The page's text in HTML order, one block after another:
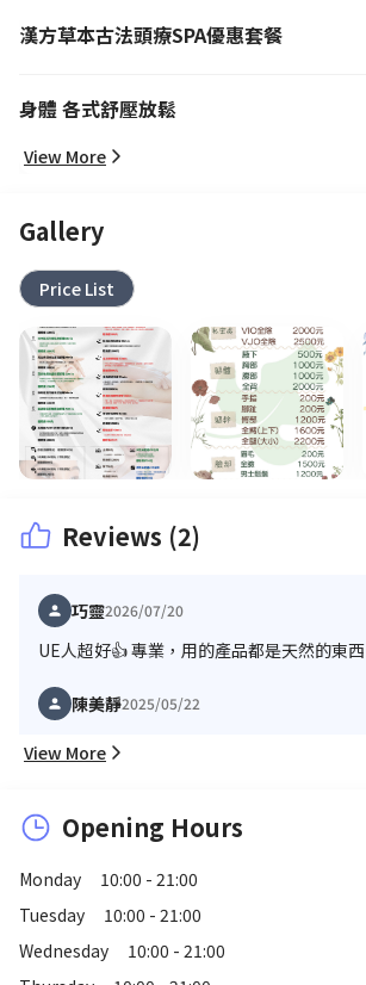
漢方草本古法頭療SPA優惠套餐
身體 各式舒壓放鬆
View More
Gallery
Price List
Reviews (2)
巧靈2026/07/20
UE人超好👍 專業，用的產品都是天然的東西
陳美靜2025/05/22
View More
Opening Hours
Monday
10:00 - 21:00
Tuesday
10:00 - 21:00
Wednesday
10:00 - 21:00